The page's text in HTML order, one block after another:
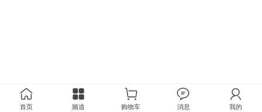
首页 频道 购物车 消息 我的